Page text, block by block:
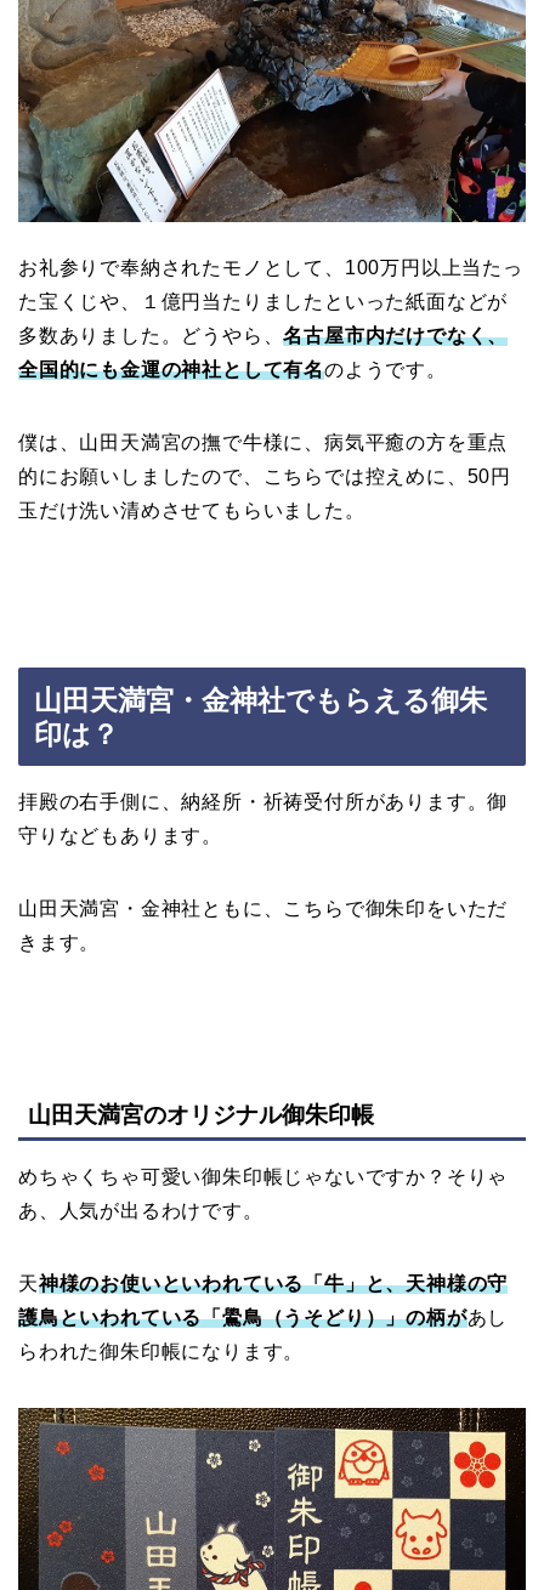
お礼参りで奉納されたモノとして、100万円以上当たっ
た宝くじや、１億円当たりましたといった紙面などが
多数ありました。どうやら、名古屋市内だけでなく、
全国的にも金運の神社として有名のようです。
僕は、山田天満宮の撫で牛様に、病気平癒の方を重点
的にお願いしましたので、こちらでは控えめに、50円
玉だけ洗い清めさせてもらいました。
山田天満宮・金神社でもらえる御朱
印は？
拝殿の右手側に、納経所・祈祷受付所があります。御
守りなどもあります。
山田天満宮・金神社ともに、こちらで御朱印をいただ
きます。
山田天満宮のオリジナル御朱印帳
めちゃくちゃ可愛い御朱印帳じゃないですか？そりゃ
あ、人気が出るわけです。
天神様のお使いといわれている「牛」と、天神様の守
護鳥といわれている「鷽鳥（うそどり）」の柄があし
らわれた御朱印帳になります。